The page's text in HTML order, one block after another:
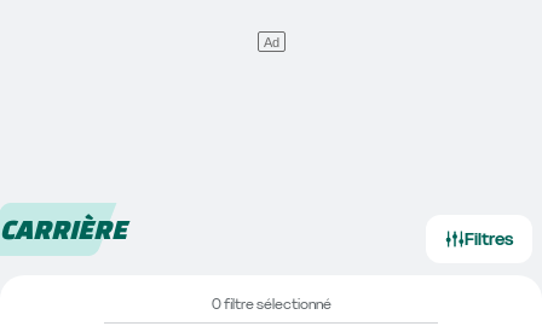
CARRIÈRE Filtres
0 filtre sélectionné